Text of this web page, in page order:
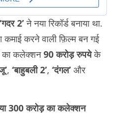
‘गदर 2’ने नया रिकॉर्ड बनाया था.
करने वाली फ़िल्म बन गई
का कलेक्शन90 करोड़ रुपयेके
, ‘बाहुबली 2’, ‘दंगल’ और
300 करोड़ का कलेक्शन